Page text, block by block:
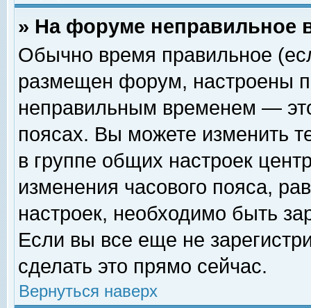
» На форуме неправильное
Обычно время правильное
размещен форум, настроены
неправильным временем —
поясах. Вы можете изменить
в группе общих настроек
изменения часового пояса,
настроек, необходимо быть
Если вы все еще не
сделать это прямо сейчас.
Вернуться наверх